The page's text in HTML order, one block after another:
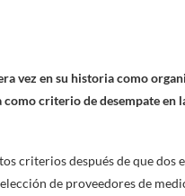
vez en su historia como
criterio de desempate en
criterios después de que dos
de proveedores de